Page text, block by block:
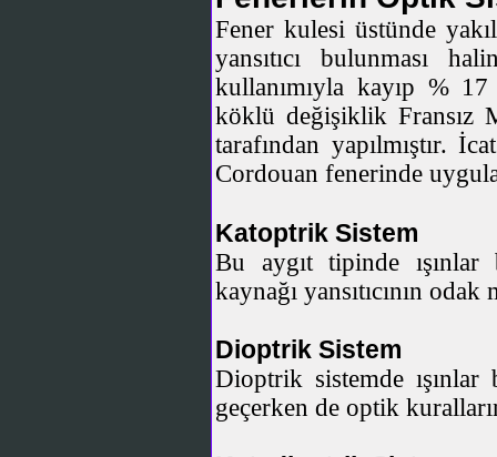
Fener kulesi üstünde
yansıtıcı bulunması
kullanımıyla kayıp %
köklü değişiklik Fransız
tarafından yapılmıştır.
Cordouan fenerinde
Katoptrik Sistem
Bu aygıt tipinde ışınlar
kaynağı yansıtıcının
Dioptrik Sistem
Dioptrik sistemde
geçerken de optik